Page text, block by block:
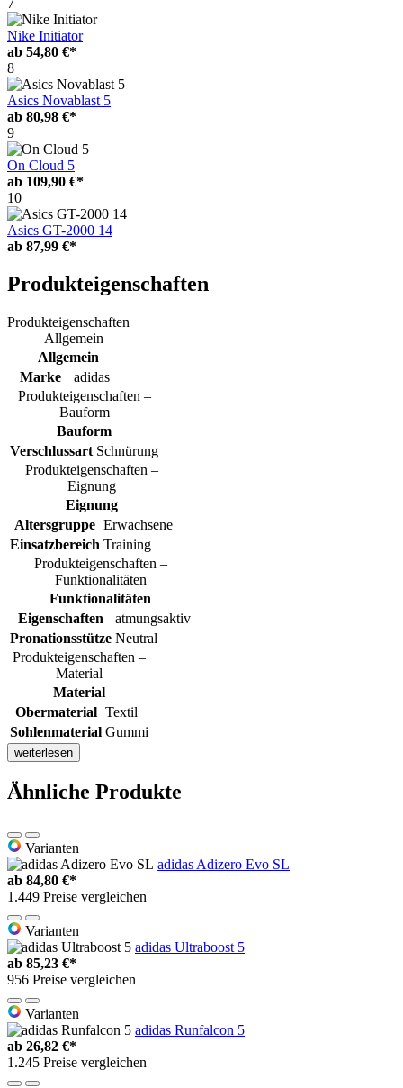
Nike Initiator
ab 54,80 €*
8
Asics Novablast 5
ab 80,98 €*
9
On Cloud 5
ab 109,90 €*
10
Asics GT-2000 14
ab 87,99 €*
Produkteigenschaften
Produkteigenschaften
– Allgemein
Allgemein
Marke
adidas
Produkteigenschaften –
Bauform
Bauform
Verschlussart Schnürung
Produkteigenschaften –
Eignung
Eignung
Altersgruppe Erwachsene
Einsatzbereich Training
Produkteigenschaften –
Funktionalitäten
Funktionalitäten
Eigenschaften
atmungsaktiv
Pronationsstütze Neutral
Produkteigenschaften –
Material
Material
Obermaterial Textil
Sohlenmaterial Gummi
weiterlesen
Ähnliche Produkte
Varianten
adidas Adizero Evo SL
ab 84,80 €*
1.449 Preise vergleichen
Varianten
adidas Ultraboost 5
ab 85,23 €*
956 Preise vergleichen
Varianten
adidas Runfalcon 5
ab 26,82 €*
1.245 Preise vergleichen